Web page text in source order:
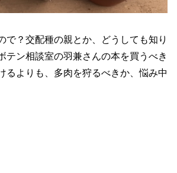
で？交配種の親とか、どうしても知り
テン相談室の羽兼さんの本を買うべき
るよりも、多肉を狩るべきか、悩み中